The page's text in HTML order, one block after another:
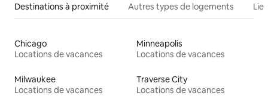
Destinations à proximité Autres types de logements
Chicago
Locations de vacances
Minneapolis
Locations de vacances
Milwaukee
Locations de vacances
Traverse City
Locations de vacances